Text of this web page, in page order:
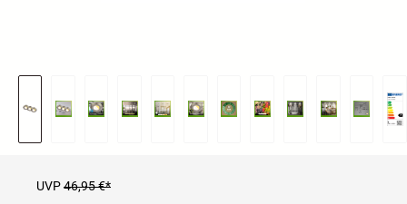
UVP46,95 €*